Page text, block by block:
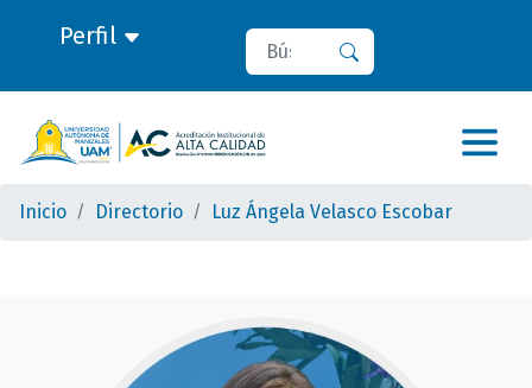
Perfil Buscar
Inicio Directorio Luz Ángela Velasco Escobar